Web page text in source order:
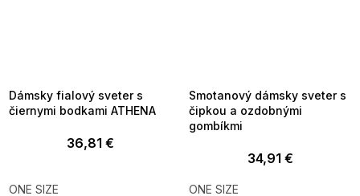
Dámsky fialový sveter s
čiernymi bodkami ATHENA
36,81 €
ONE SIZE
Smotanový dámsky sveter s
čipkou a ozdobnými
gombíkmi
34,91 €
ONE SIZE